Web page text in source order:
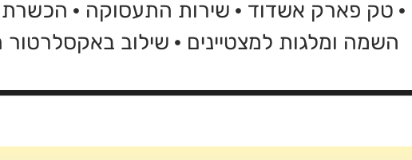
· טק פארק אשדוד · שירות התעסוקה · הכשרת
השמה ומלגות למצטיינים · שילוב באקסלרטור